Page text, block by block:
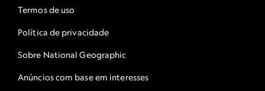
Termos de uso
Política de privacidade
Sobre National Geographic
Anúncios com base em interesses